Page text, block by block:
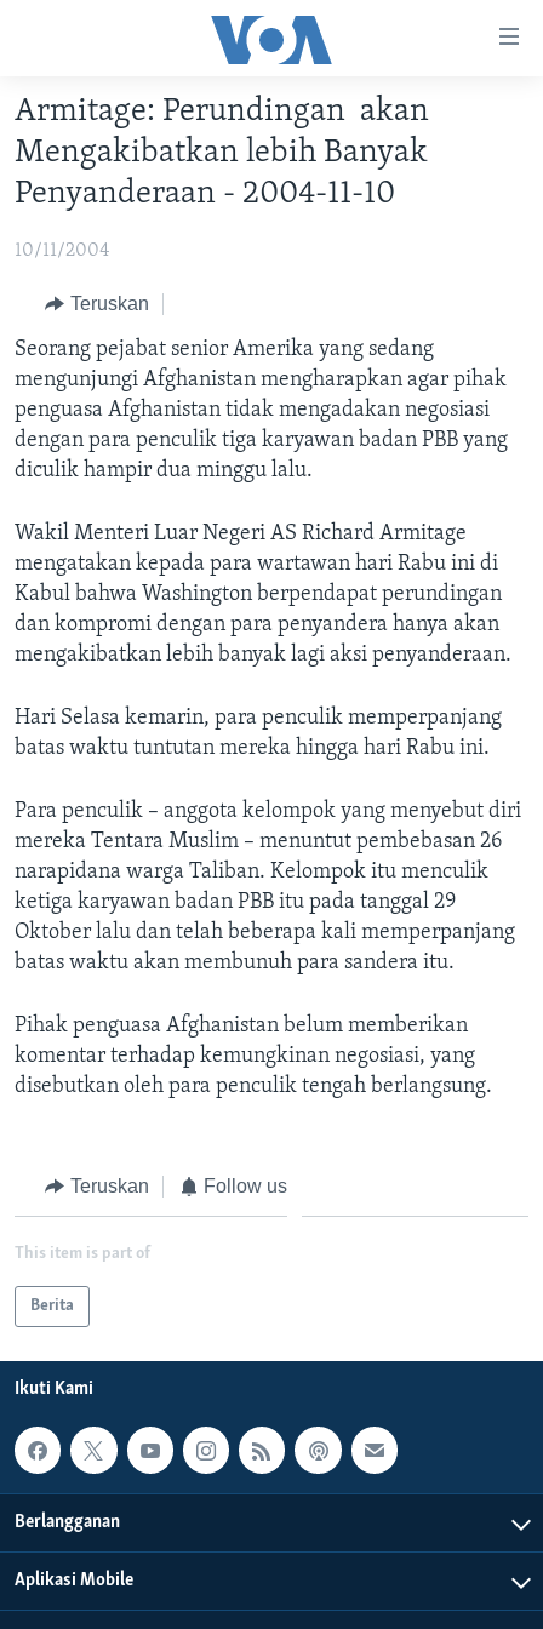
Akses
Lanjut
ke
Konten
Lanjut
Utama
Lanjut
ke
Pencarian
DUNIA
VIDEO
POLYGRAPH
DAFTAR PROGRAM
Learning English
IKUTI KAMI
Bahasa-bahasa
Armitage: Perundingan akan
Mengakibatkan lebih Banyak
Penyanderaan - 2004-11-10
10/11/2004
Teruskan
Seorang pejabat senior Amerika yang sedang
mengunjungi Afghanistan mengharapkan agar pihak
penguasa Afghanistan tidak mengadakan negosiasi
dengan para penculik tiga karyawan badan PBB yang
diculik hampir dua minggu lalu.
Wakil Menteri Luar Negeri AS Richard Armitage
mengatakan kepada para wartawan hari Rabu ini di
Kabul bahwa Washington berpendapat perundingan
dan kompromi dengan para penyandera hanya akan
mengakibatkan lebih banyak lagi aksi penyanderaan.
Hari Selasa kemarin, para penculik memperpanjang
batas waktu tuntutan mereka hingga hari Rabu ini.
Para penculik – anggota kelompok yang menyebut diri
mereka Tentara Muslim – menuntut pembebasan 26
narapidana warga Taliban. Kelompok itu menculik
ketiga karyawan badan PBB itu pada tanggal 29
Oktober lalu dan telah beberapa kali memperpanjang
batas waktu akan membunuh para sandera itu.
Pihak penguasa Afghanistan belum memberikan
komentar terhadap kemungkinan negosiasi, yang
disebutkan oleh para penculik tengah berlangsung.
Teruskan Follow us
This item is part of
Berita
Ikuti Kami
Berlangganan
Aplikasi Mobile